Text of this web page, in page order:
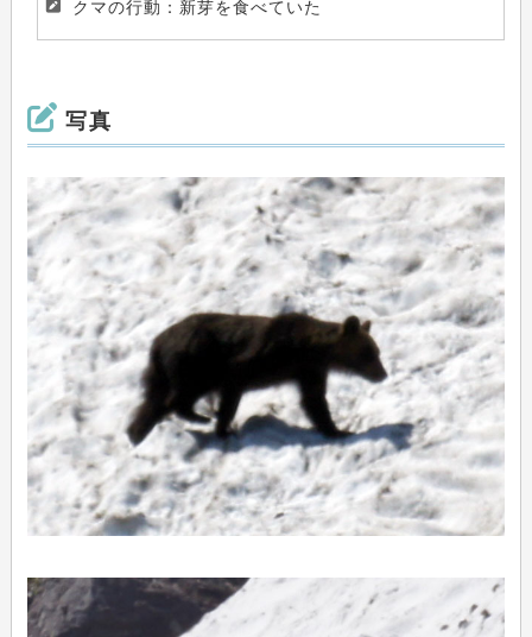
クマの行動：新芽を食べていた
写真